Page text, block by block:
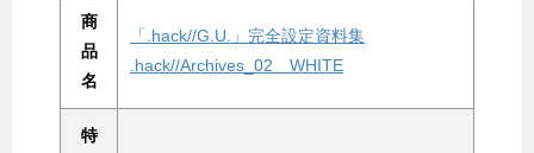
商
品
名
「.hack//G.U.」完全設定資料集
.hack//Archives_02 WHITE
特